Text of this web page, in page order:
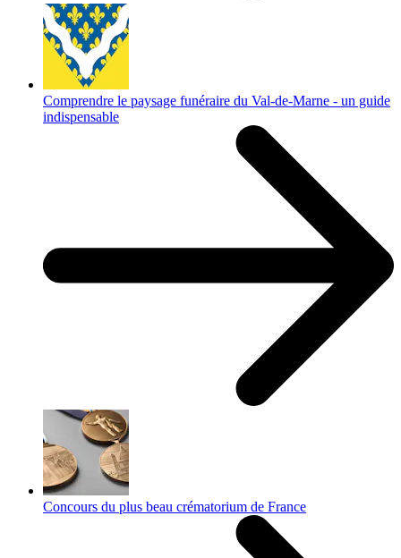
Comprendre le paysage funéraire du Val-de-Marne - un guide
indispensable
Concours du plus beau crématorium de France